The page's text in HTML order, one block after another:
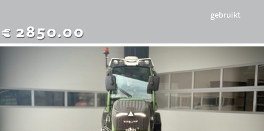
€ 2850.00
gebruikt